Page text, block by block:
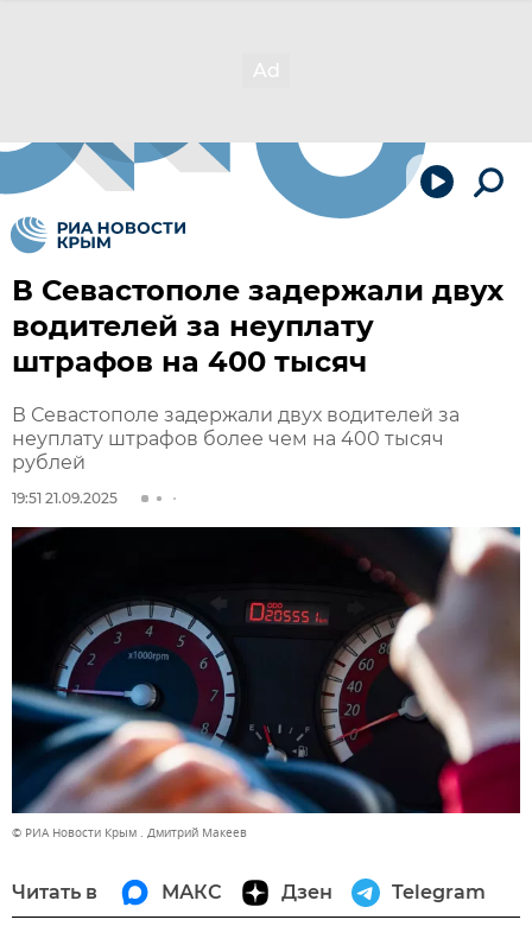
В Севастополе задержали двух
водителей за неуплату
штрафов на 400 тысяч
В Севастополе задержали двух водителей за
неуплату штрафов более чем на 400 тысяч
рублей
19:51 21.09.2025
© РИА Новости Крым . Дмитрий Макеев
Читать в МАКС Дзен Telegram